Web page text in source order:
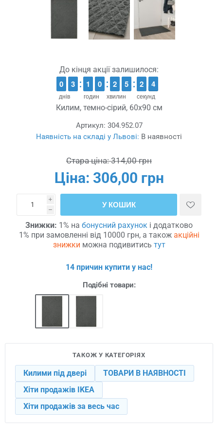
До кінця акції залишилося:
днів
9
9
0
0 2
2
3
3
годин
1
1
1
1 9
9
0
0
хвилин
1
1
2
2 4
4
5
5
секунд
3
2
2 3
3
2
Килим, темно-сірий, 60x90 см
Артикул: 304.952.07
Наявність на складі у Львові: В наявності
Стара ціна: 314,00 грн
Ціна: 306,00 грн
i
h
У КОШИК
Знижки: 1% на бонусний рахунок і додатково
1% при замовленні від 10000 грн, а також акційні
знижки можна подивитись тут
14 причин купити у нас!
Подібні товари:
ТАКОЖ У КАТЕГОРІЯХ
Килими під двері
ТОВАРИ В НАЯВНОСТІ
Хіти продажів IKEA
Хіти продажів за весь час